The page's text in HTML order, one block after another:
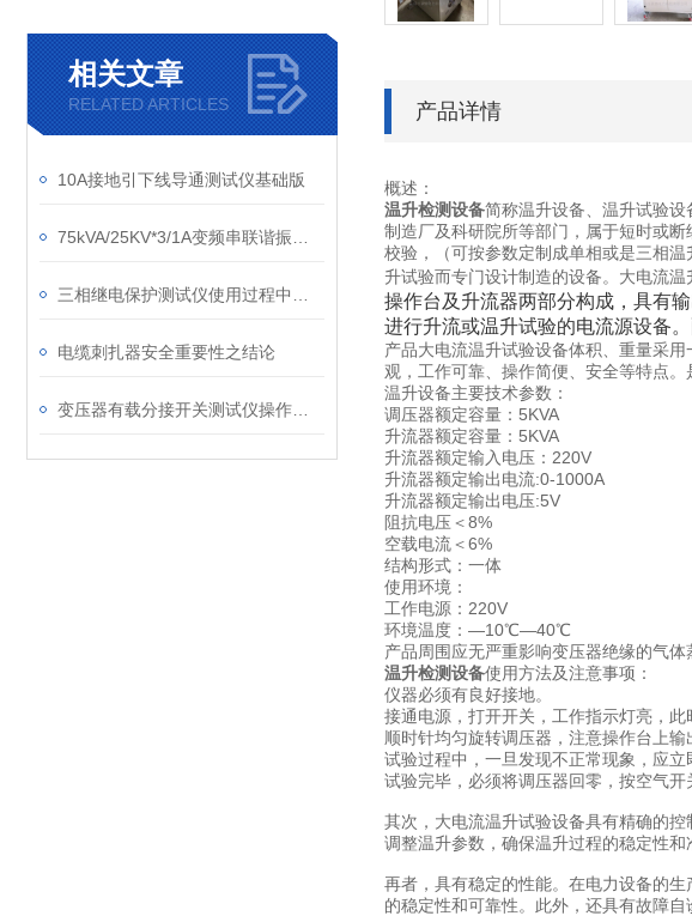
相关文章
RELATED ARTICLES
10A接地引下线导通测试仪基础版
电缆刺扎器安全重要性之结论
产品详情
概述：
温升检测设备简称温升设备、温升试验
制造厂及科研院所等部门，属于短时或
校验，（可按参数定制成单相或是三相
升试验而专门设计制造的设备。大电流温
操作台及升流器两部分构成，具有
进行升流或温升试验的电流源设备
产品大电流温升试验设备体积、重量采
观，工作可靠、操作简便、安全等特点。
温升设备主要技术参数：
调压器额定容量：5KVA
升流器额定容量：5KVA
升流器额定输入电压：220V
升流器额定输出电流:0-1000A
升流器额定输出电压:5V
阻抗电压＜8%
空载电流＜6%
结构形式：一体
使用环境：
工作电源：220V
环境温度：—10℃—40℃
产品周围应无严重影响变压器绝缘的气
温升检测设备使用方法及注意事项：
仪器必须有良好接地。
接通电源，打开开关，工作指示灯亮，此
顺时针均匀旋转调压器，注意操作台上输
试验过程中，一旦发现不正常现象，应立
试验完毕，必须将调压器回零，按空气
其次，大电流温升试验设备具有精确的
调整温升参数，确保温升过程的稳定性
再者，具有稳定的性能。在电力设备的
的稳定性和可靠性。此外，还具有故障